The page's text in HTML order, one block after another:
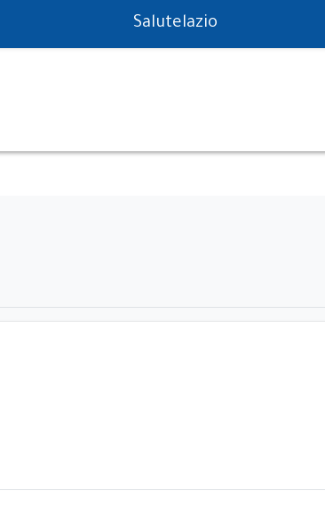
PS in tempo reale
Salutelazio